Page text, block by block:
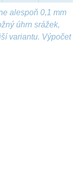
alespoň 0,1 mm
úhrn srážek,
variantu. Výpočet